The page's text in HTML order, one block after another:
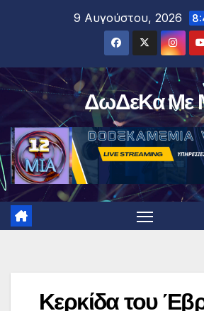
9 Αυγούστου, 2026
ΔωΔεΚα Με
Κερκίδα του